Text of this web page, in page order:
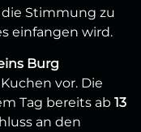
Stimmung zu
einfangen wird.
Burg
vor. Die
Tag bereits ab 13
an den